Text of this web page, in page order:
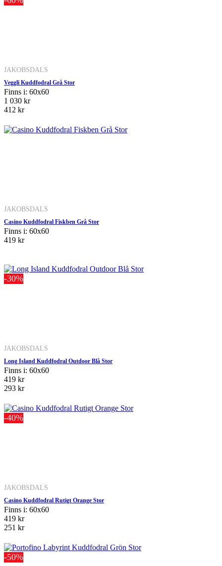
JAKOBSDALS
Veggli Kuddfodral Grå Stor
Finns i: 60x60
1 030 kr
412 kr
JAKOBSDALS
Casino Kuddfodral Fiskben Grå Stor
Finns i: 60x60
419 kr
-30%
JAKOBSDALS
Long Island Kuddfodral Outdoor Blå Stor
Finns i: 60x60
419 kr
293 kr
-40%
JAKOBSDALS
Casino Kuddfodral Rutigt Orange Stor
Finns i: 60x60
419 kr
251 kr
-50%